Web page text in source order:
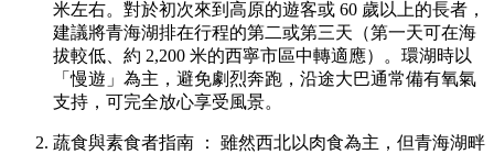
米左右。對於初次來到高原的遊客或 60 歲以上的長者，
建議將青海湖排在行程的第二或第三天（第一天可在海
拔較低、約 2,200 米的西寧市區中轉適應）。環湖時以
「慢遊」為主，避免劇烈奔跑，沿途大巴通常備有氧氣
支持，可完全放心享受風景。
蔬食與素食者指南 ： 雖然西北以肉食為主，但青海湖畔